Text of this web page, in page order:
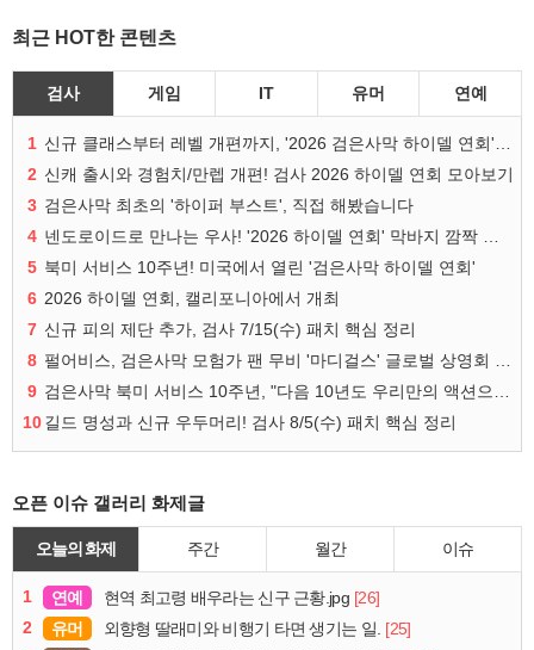
최근 HOT한 콘텐츠
검사 게임 IT 유머 연예
1
2 신캐 출시와 경험치/만렙 개편! 검사 2026 하이델 연회 모아보기
3 검은사막 최초의 '하이퍼 부스트', 직접 해봤습니다
4
5 북미 서비스 10주년! 미국에서 열린 '검은사막 하이델 연회'
6 2026 하이델 연회, 캘리포니아에서 개최
7 신규 피의 제단 추가, 검사 7/15(수) 패치 핵심 정리
8
9
10길드 명성과 신규 우두머리! 검사 8/5(수) 패치 핵심 정리
오픈 이슈 갤러리 화제글
오늘의 화제 주간 월간 이슈
1 연예 현역 최고령 배우라는 신구 근황.jpg [26]
2
유머 외향형 딸래미와 비행기 타면 생기는 일. [25]